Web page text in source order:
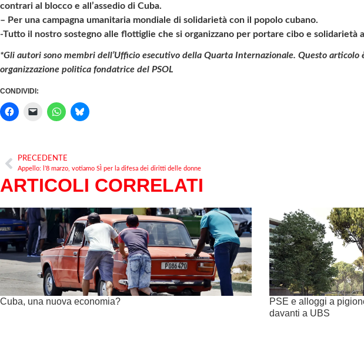
contrari al blocco e all’assedio di Cuba.
– Per una campagna umanitaria mondiale di solidarietà con il popolo cubano.
-Tutto il nostro sostegno alle flottiglie che si organizzano per portare cibo e solidarietà
*Gli autori sono membri dell’Ufficio esecutivo della Quarta Internazionale. Questo articolo
organizzazione politica fondatrice del PSOL
CONDIVIDI:
PRECEDENTE
Appello: l’8 marzo, votiamo SÌ per la difesa dei diritti delle donne
ARTICOLI CORRELATI
Cuba, una nuova economia?
PSE e alloggi a
davanti a UBS